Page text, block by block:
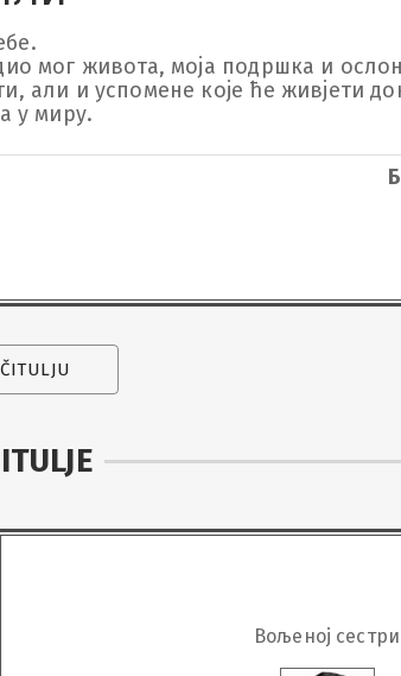
мог живота, моја подршка и
али и успомене које ће живјети
у миру.
Вољеној сестри